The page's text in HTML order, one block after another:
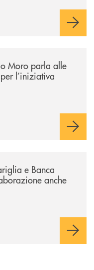
Moro parla alle
l’iniziativa
e Banca
anche